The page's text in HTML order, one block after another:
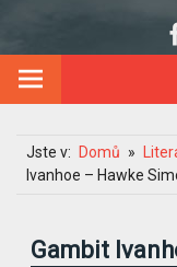
Jste v: Domů
Ivanhoe – Hawke
Gambit